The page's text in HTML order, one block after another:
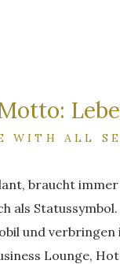
WITH ALL
braucht
als
und
Lounge,